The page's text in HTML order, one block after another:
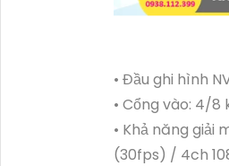
• Đầu ghi hình
• Cổng vào: 4/
• Khả năng giải
(30fps) / 4ch